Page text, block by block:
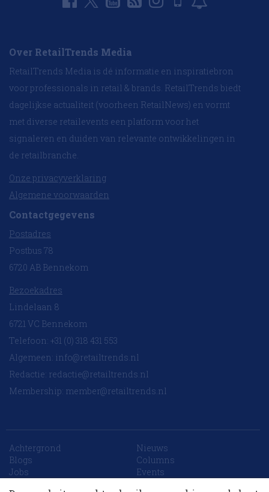
Over RetailTrends Media
RetailTrends Media is dé informatie en inspiratiebron
voor professionals in retail & brands. RetailTrends biedt
dagelijkse actualiteit (voorheen RetailNews) en vormt
met diverse retailevents een platform voor het
signaleren en duiden van relevante ontwikkelingen in
de retailbranche.
Onze privacyverklaring
Algemene voorwaarden
Contactgegevens
Postadres
Postbus 78
6720 AB Bennekom
Bezoekadres
Lindelaan 8
6721 VC Bennekom
Telefoon: +31 (0) 318 431 553
Algemeen: info@retailtrends.nl
Redactie: redactie@retailtrends.nl
Membership: member@retailtrends.nl
Achtergrond
Nieuws
Blogs
Columns
Jobs
Events
10 collega’s